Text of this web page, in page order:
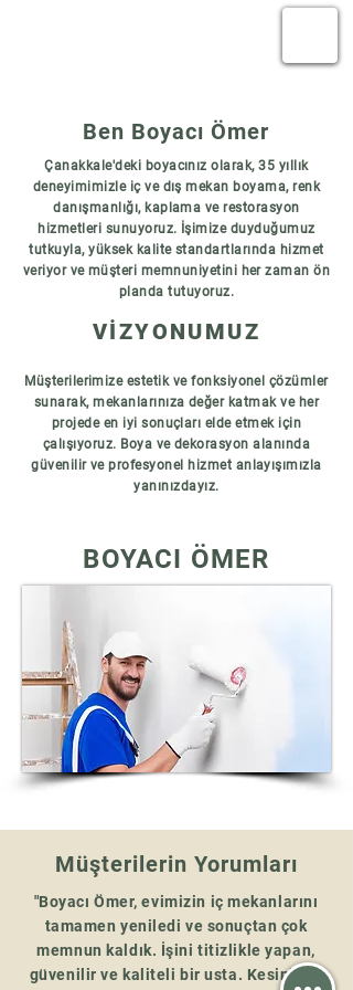
Ben Boyacı Ömer
Çanakkale'deki boyacınız olarak, 35 yıllık
deneyimimizle iç ve dış mekan boyama, renk
danışmanlığı, kaplama ve restorasyon
hizmetleri sunuyoruz. İşimize duyduğumuz
tutkuyla, yüksek kalite standartlarında hizmet
veriyor ve müşteri memnuniyetini her zaman ön
planda tutuyoruz.
VİZYONUMUZ
Müşterilerimize estetik ve fonksiyonel çözümler
sunarak, mekanlarınıza değer katmak ve her
projede en iyi sonuçları elde etmek için
çalışıyoruz. Boya ve dekorasyon alanında
güvenilir ve profesyonel hizmet anlayışımızla
yanınızdayız.
BOYACI ÖMER
Müşterilerin Yorumları
"Boyacı Ömer, evimizin iç mekanlarını
tamamen yeniledi ve sonuçtan çok
memnun kaldık. İşini titizlikle yapan,
güvenilir ve kaliteli bir usta. Kesinlikle